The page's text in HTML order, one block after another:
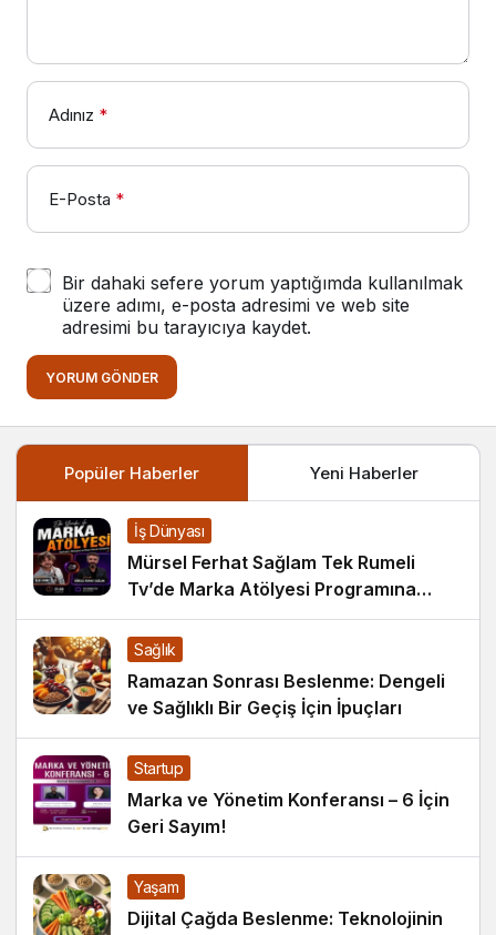
Adınız *
E-Posta *
Bir dahaki sefere yorum yaptığımda kullanılmak
üzere adımı, e-posta adresimi ve web site
adresimi bu tarayıcıya kaydet.
YORUM GÖNDER
Popüler Haberler Yeni Haberler
İş Dünyası
Mürsel Ferhat Sağlam Tek Rumeli
Tv’de Marka Atölyesi Programına
Konuk Oldu
Sağlık
Ramazan Sonrası Beslenme: Dengeli
ve Sağlıklı Bir Geçiş İçin İpuçları
Startup
Marka ve Yönetim Konferansı – 6 İçin
Geri Sayım!
Yaşam
Dijital Çağda Beslenme: Teknolojinin